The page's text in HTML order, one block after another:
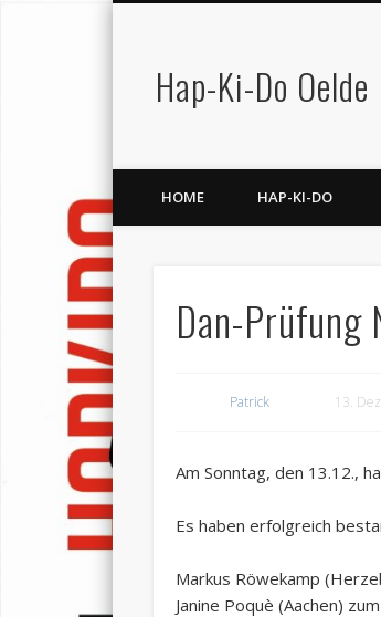
Hap-Ki-Do Oelde
LinkedIn
HOME HAP-KI-DO
Dan-Prüfung
Patrick 13.
Am Sonntag, den 13.12.,
Es haben erfolgreich
Markus Röwekamp
Janine Poquè (Aachen)